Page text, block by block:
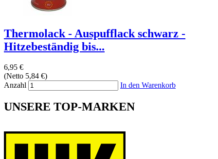
Thermolack - Auspufflack schwarz -
Hitzebeständig bis...
6,95 €
(Netto 5,84 €)
Anzahl
In den Warenkorb
UNSERE TOP-MARKEN